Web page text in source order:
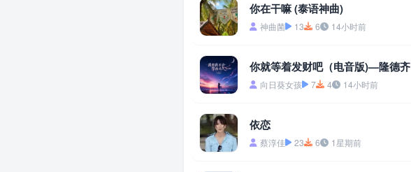
你在干嘛 (泰语神曲)
神曲菌 13 6 14小时前
你就等着发财吧（电音版)—隆德齐
向日葵女孩 7 4 14小时前
依恋
蔡淳佳 23 6 1星期前